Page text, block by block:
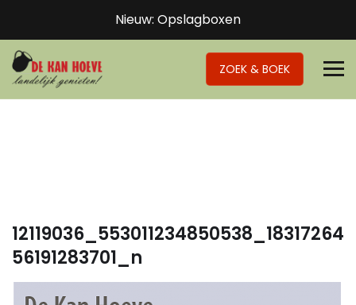
Nieuw: Opslagboxen
ZOEK & BOEK
12119036_553011234850538_18317264
56191283701_n